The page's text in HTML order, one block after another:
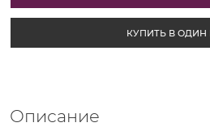
КУПИТЬ В ОДИН
Описание